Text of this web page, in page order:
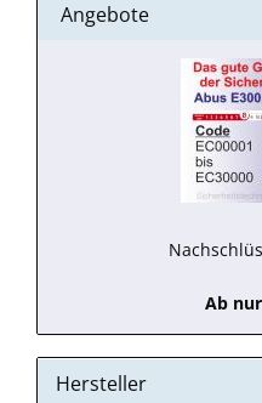
Angebote
Ab nur
Hersteller